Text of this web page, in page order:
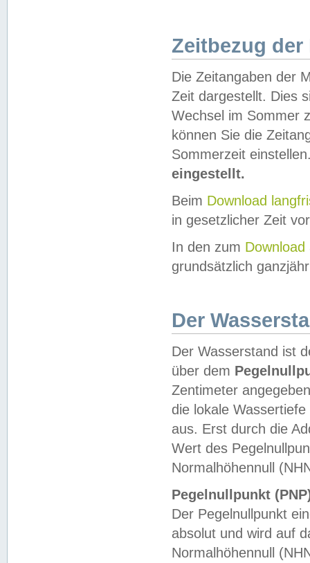
Zeitbezug der
Die Zeitangaben der
Zeit dargestellt. Dies
Wechsel im Sommer
können Sie die
Sommerzeit
eingestellt.
Beim Download
in gesetzlicher Zeit
In den zum Download
grundsätzlich
Der
Der Wasserstand ist
über dem
Zentimeter
die lokale
aus. Erst durch die
Wert des
Normalhöhennull
Pegelnullpunkt
Der Pegelnullpunkt
absolut und wird auf
Normalhöhennull